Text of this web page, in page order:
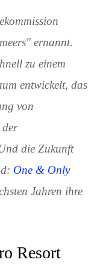
ernannt.
zu einem
entwickelt, das
von
der
die Zukunft
One & Only
Jahren ihre
Resort